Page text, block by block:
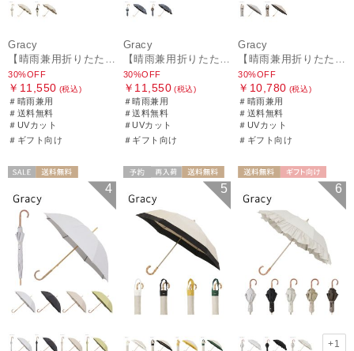
Gracy
【晴雨兼用折りたたみ日傘】グレイシー (Gracy) Natural frill 遮光99% 遮熱 UV99％ 簡単開閉
30%OFF
￥11,550 (税込)
＃晴雨兼用
＃送料無料
＃UVカット
＃ギフト向け
Gracy
【晴雨兼用折りたたみ日傘】グレイシー (Gracy) Denim frill 遮光99% 遮熱 UV99％ 簡単開閉
30%OFF
￥11,550 (税込)
＃晴雨兼用
＃送料無料
＃UVカット
＃ギフト向け
Gracy
【晴雨兼用折りたたみ日傘】グレイシー (Gracy) Leopard Back Print 一級遮光99.99% 遮熱 UV99％ 簡単開閉
30%OFF
￥10,780 (税込)
＃晴雨兼用
＃送料無料
＃UVカット
＃ギフト向け
ギフト向け
4
送料無料
ギフト向け
5
ギフト向け
WOMEN
6
+1